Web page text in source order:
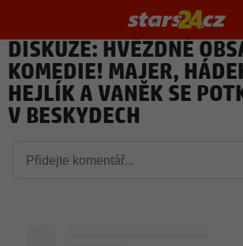
DISKUZE: HVĚZDNĚ
KOMEDIE! MAJER,
HEJLÍK A VANĚK SE
V BESKYDECH